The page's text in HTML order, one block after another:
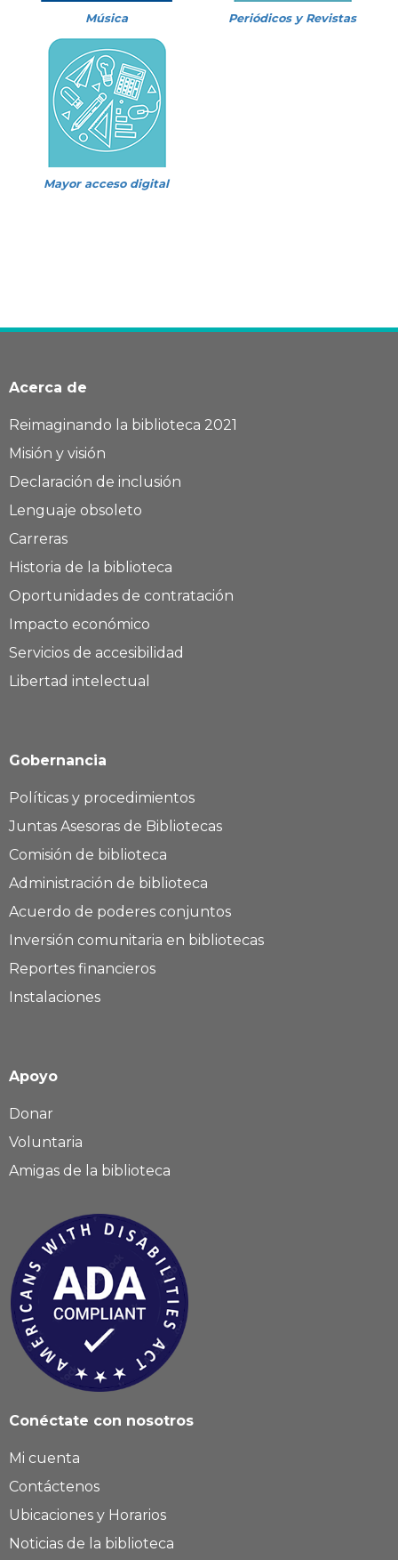
Música Periódicos y Revistas
Mayor acceso digital
Acerca de
Reimaginando la biblioteca 2021
Misión y visión
Declaración de inclusión
Lenguaje obsoleto
Carreras
Historia de la biblioteca
Oportunidades de contratación
Impacto económico
Servicios de accesibilidad
Libertad intelectual
Gobernancia
Políticas y procedimientos
Juntas Asesoras de Bibliotecas
Comisión de biblioteca
Administración de biblioteca
Acuerdo de poderes conjuntos
Inversión comunitaria en bibliotecas
Reportes financieros
Instalaciones
Apoyo
Donar
Voluntaria
Amigas de la biblioteca
Conéctate con nosotros
Mi cuenta
Contáctenos
Ubicaciones y Horarios
Noticias de la biblioteca